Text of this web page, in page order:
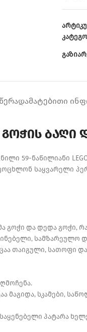
ᲓᲐᲛᲐᲢᲔᲑᲘᲗᲘ
გოჭის
59-ნაწილიანი
საყვარელი
გოჭი და დედა
სამზარეულო
თაიგული, სათოფი
მაგიდა, სკამები,
პატარა